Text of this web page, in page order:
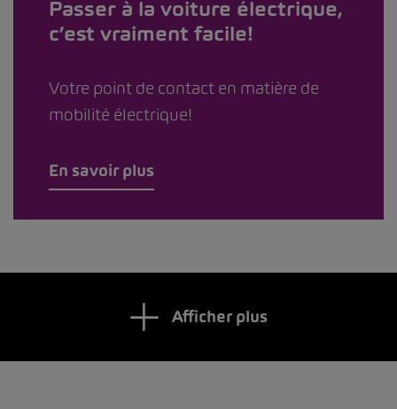
Passer à la voiture électrique,
c’est vraiment facile!
Votre point de contact en matière de
mobilité électrique!
En savoir plus
Afficher plus